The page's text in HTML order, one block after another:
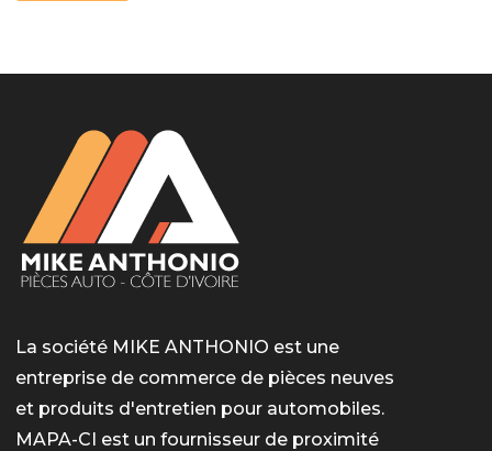
LotoMart
Бай Лото
escort barcelone
https://intimaties.net/es/category/woman-used-
used-panties-es/
eros houston
albanianescort
La société MIKE ANTHONIO est une
entreprise de commerce de pièces neuves
et produits d'entretien pour automobiles.
MAPA-CI est un fournisseur de proximité